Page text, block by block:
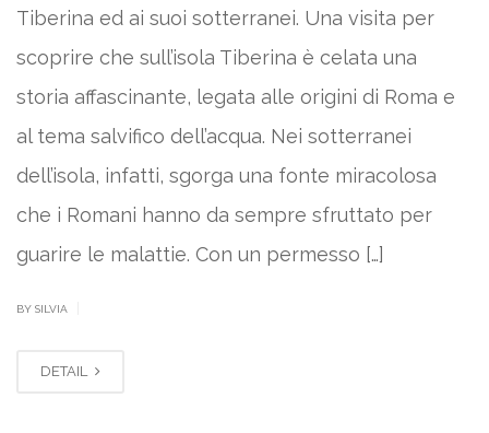
Tiberina ed ai suoi sotterranei. Una visita per
scoprire che sull’isola Tiberina è celata una
storia affascinante, legata alle origini di Roma e
al tema salvifico dell’acqua. Nei sotterranei
dell’isola, infatti, sgorga una fonte miracolosa
che i Romani hanno da sempre sfruttato per
guarire le malattie. Con un permesso […]
BY SILVIA
DETAIL